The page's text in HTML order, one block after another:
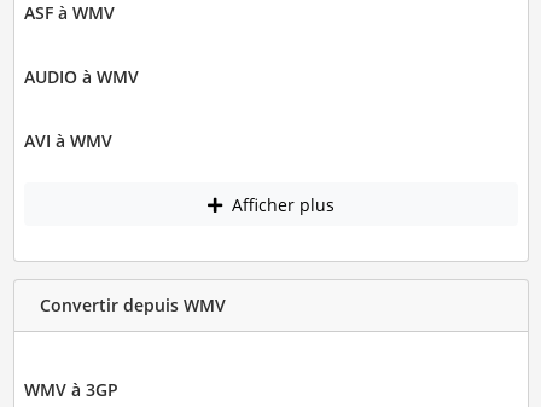
ASF à WMV
AUDIO à WMV
AVI à WMV
Afficher plus
Convertir depuis WMV
WMV à 3GP